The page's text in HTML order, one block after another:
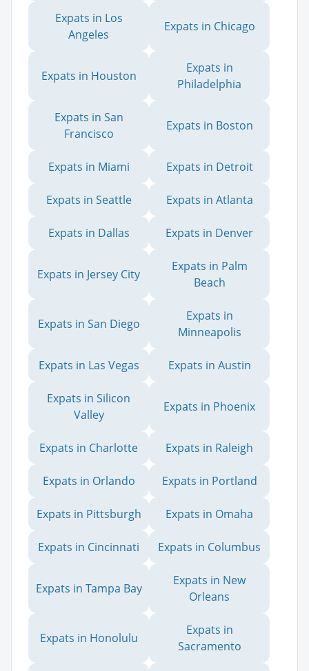
Expats in Los
Angeles
Expats in Chicago
Expats in Houston
Expats in
Philadelphia
Expats in San
Francisco
Expats in Boston
Expats in Miami Expats in Detroit
Expats in Seattle Expats in Atlanta
Expats in Dallas Expats in Denver
Expats in Jersey City
Expats in Palm
Beach
Expats in San Diego
Expats in
Minneapolis
Expats in Las Vegas Expats in Austin
Expats in Silicon
Valley
Expats in Phoenix
Expats in Charlotte Expats in Raleigh
Expats in Orlando Expats in Portland
Expats in Pittsburgh Expats in Omaha
Expats in Cincinnati Expats in Columbus
Expats in Tampa Bay
Expats in New
Orleans
Expats in Honolulu
Expats in
Sacramento